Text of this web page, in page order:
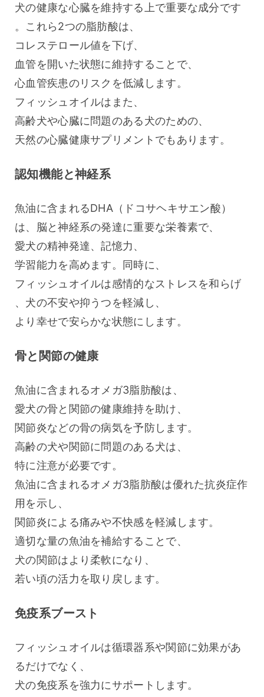
犬の健康な心臓を維持する上で重要な成分です
。これら2つの脂肪酸は、
コレステロール値を下げ、
血管を開いた状態に維持することで、
心血管疾患のリスクを低減します。
フィッシュオイルはまた、
高齢犬や心臓に問題のある犬のための、
天然の心臓健康サプリメントでもあります。
認知機能と神経系
魚油に含まれるDHA（ドコサヘキサエン酸）
は、脳と神経系の発達に重要な栄養素で、
愛犬の精神発達、記憶力、
学習能力を高めます。同時に、
フィッシュオイルは感情的なストレスを和らげ
、犬の不安や抑うつを軽減し、
より幸せで安らかな状態にします。
骨と関節の健康
魚油に含まれるオメガ3脂肪酸は、
愛犬の骨と関節の健康維持を助け、
関節炎などの骨の病気を予防します。
高齢の犬や関節に問題のある犬は、
特に注意が必要です。
魚油に含まれるオメガ3脂肪酸は優れた抗炎症作
用を示し、
関節炎による痛みや不快感を軽減します。
適切な量の魚油を補給することで、
犬の関節はより柔軟になり、
若い頃の活力を取り戻します。
免疫系ブースト
フィッシュオイルは循環器系や関節に効果があ
るだけでなく、
犬の免疫系を強力にサポートします。